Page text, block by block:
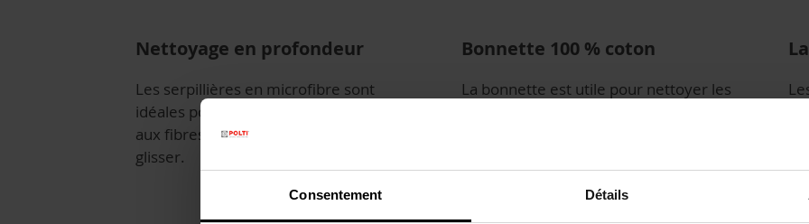
Consentement Détails
Nettoyage en profondeur
Les serpillières en microfibre sont
idéales pour nettoyer tous les sols grâce
aux fibres en polyester qui les font
glisser.
Bonnette 100 % coton
La bonnette est utile pour nettoyer les